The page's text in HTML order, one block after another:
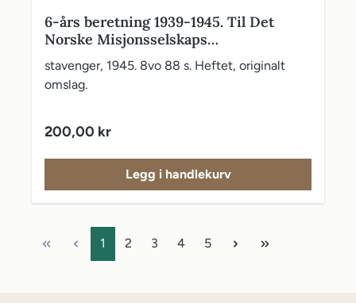
6-års beretning 1939-1945. Til Det
Norske Misjonsselskaps
generalforsamling i Oslo 11.-14. oktober
1945
stavenger, 1945. 8vo 88 s. Heftet, originalt
omslag.
Vanlig pris:
200,00 kr
Legg i handlekurv
Side
1 Side
2 Side
3 Side
4 Side
5